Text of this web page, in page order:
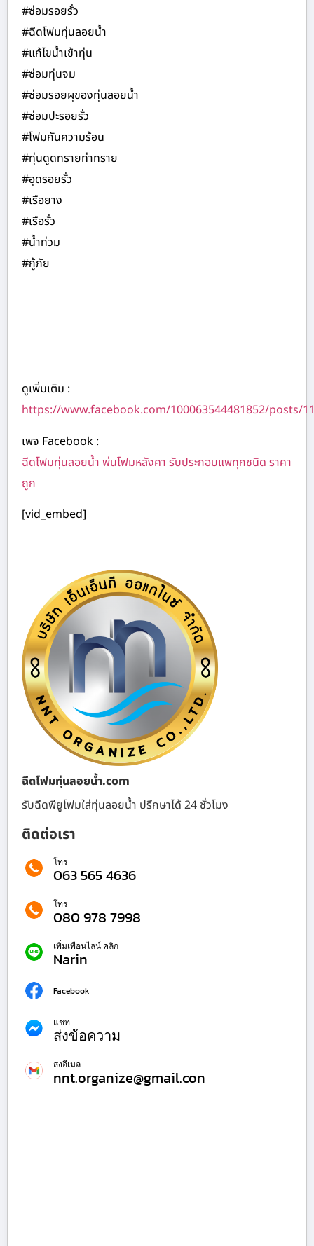
#ซ่อมรอยรั่ว
#ฉีดโฟมทุ่นลอยน้ำ
#แก้ไขน้ำเข้าทุ่น
#ซ่อมทุ่นจม
#ซ่อมรอยผุของทุ่นลอยน้ำ
#ซ่อมปะรอยรั่ว
#โฟมกันความร้อน
#ทุ่นดูดทรายท่าทราย
#อุดรอยรั่ว
#เรือยาง
#เรือรั่ว
#น้ำท่วม
#กู้ภัย
ดูเพิ่มเติม :
https://www.facebook.com/100063544481852/posts/
เพจ Facebook :
ฉีดโฟมทุ่นลอยน้ำ พ่นโฟมหลังคา รับประกอบแพทุกชนิด ราคา
ถูก
[vid_embed]
ฉีดโฟมทุ่นลอยน้ำ.com
รับฉีดพียูโฟมใส่ทุ่นลอยน้ำ ปรึกษาได้ 24 ชั่วโมง
ติดต่อเรา
โทร
063 565 4636
โทร
080 978 7998
เพิ่มเพื่อนไลน์ คลิก
Narin
Facebook
แชท
ส่งข้อความ
ส่งอีเมล
nnt.organize@gmail.con